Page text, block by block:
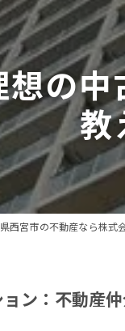
の
教
西宮市の不動産なら株式
ン：不動産